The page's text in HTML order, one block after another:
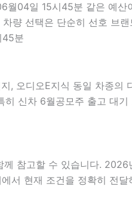
04일 15시45분 같은 예
선택은 단순히 선호 브
45분
오디오E지식 동일 차종
신차 6월공모주 출고 대
께 참고할 수 있습니다.
서 현재 조건을 정확히 전